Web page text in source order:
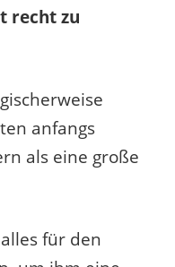
recht zu
anfangs
als eine große
für den